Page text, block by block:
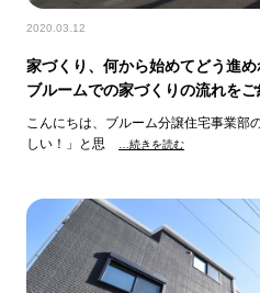
2020.03.12
家づくり、何から始めてどう進
ブルームでの家づくりの流れをご
こんにちは、ブルーム分譲住宅事業
しい！」と思
…続きを読む